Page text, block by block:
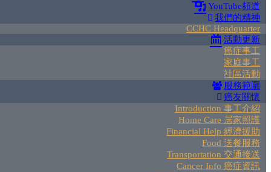
YouTube頻道
我們的精神
CCHC Headquarter
活動更新
癌症事工
家庭事工
社區活動
服務範圍
癌友關懷
Introduction 事工介紹
Home Care 居家照護
Financial Help 經濟援助
Food 送餐服務
Transportation 交通接送
Cancer Info 癌症資訊